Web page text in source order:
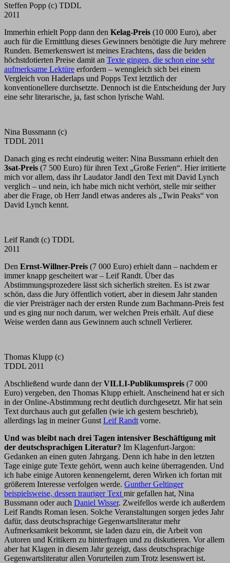
Steffen Popp (c) TDDL
2011
Immerhin erhielt Popp dann den Kelag-Preis (10 000 Euro), aber
auch für die Ermittlung dieses Gewinners benötigte die Jury mehrere
Runden. Bemerkenswert ist meines Erachtens, dass die beiden
höchstdotierten Preise damit an Texte gingen, die schon eine sehr
aufmerksame Lektüre erfordern – wenngleich sich bei einem
Vergleich von Haderlaps und Popps Text letztlich der
konventionellere durchsetzte. Dennoch ist die Entscheidung der Jury
eine sehr literarische, ja, fast schon lyrische Wahl.
Nina Bussmann (c)
TDDL 2011
Danach ging es recht eindeutig weiter: Nina Bussmann erhielt den
3sat-Preis (7 500 Euro) für ihren Text „Große Ferien“. Hier irritierte
mich vor allem, dass ihr Laudator Jandl den Text mit David Lynch
verglich – und nein, ich habe mich nicht verhört, stelle mir seither
aber die Frage, ob Herr Jandl etwas anderes als „Twin Peaks“ von
David Lynch kennt.
Leif Randt (c) TDDL
2011
Den Ernst-Willner-Preis (7 000 Euro) erhielt dann – nachdem er
immer knapp gescheitert war – Leif Randt. Über das
Abstimmungsprozedere lässt sich sicherlich streiten. Es ist zwar
schön, dass die Jury öffentlich votiert, aber in diesem Jahr standen
die vier Preisträger nach der ersten Runde zum Bachmann-Preis fest
und es ging nur noch darum, wer welchen Preis erhält. Auf diese
Weise werden dann aus Gewinnern auch schnell Verlierer.
Thomas Klupp (c)
TDDL 2011
Abschließend wurde dann derVILLI-Publikumspreis (7 000
Euro) vergeben, den Thomas Klupp erhielt. Anscheinend hat er sich
in der Online-Abstimmung recht deutlich durchgesetzt. Mir hat sein
Text durchaus auch gut gefallen (wie ich gestern beschrieb),
allerdings lag in meiner Gunst Leif Randt vorne.
Und was bleibt nach drei Tagen intensiver Beschäftigung mit
der deutschsprachigen Literatur? Im Klagenfurt-Jargon:
Gedanken an einen guten Jahrgang. Denn ich habe in den letzten
Tage einige gute Texte gehört, wenn auch keine überragenden. Und
ich habe einige Autoren kennengelernt, deren Wirken ich fortan mit
größerem Interesse verfolgen werde. Gunther Geltinger
beispielsweise, dessen trauriger Text mir gefallen hat, Nina
Bussmann oder auch Daniel Wisser. Zweifellos werde ich außerdem
Leif Randts Roman lesen. Solche Veranstaltungen sorgen jedes Jahr
dafür, dass deutschsprachige Gegenwartsliteratur mehr
Aufmerksamkeit bekommt, sie laden dazu ein, die Arbeit von
Autoren und Kritikern zu hinterfragen und zu diskutieren. Vor allem
aber hat Klagen in diesem Jahr gezeigt, dass deutschsprachige
Gegenwartsliteratur allen Vorurteilen zum Trotz lesenswert ist.